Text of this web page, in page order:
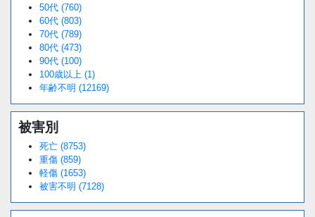
50代 (760)
60代 (803)
70代 (789)
80代 (473)
90代 (100)
100歳以上 (1)
年齢不明 (12169)
被害別
死亡 (8753)
重傷 (859)
軽傷 (1653)
被害不明 (7128)